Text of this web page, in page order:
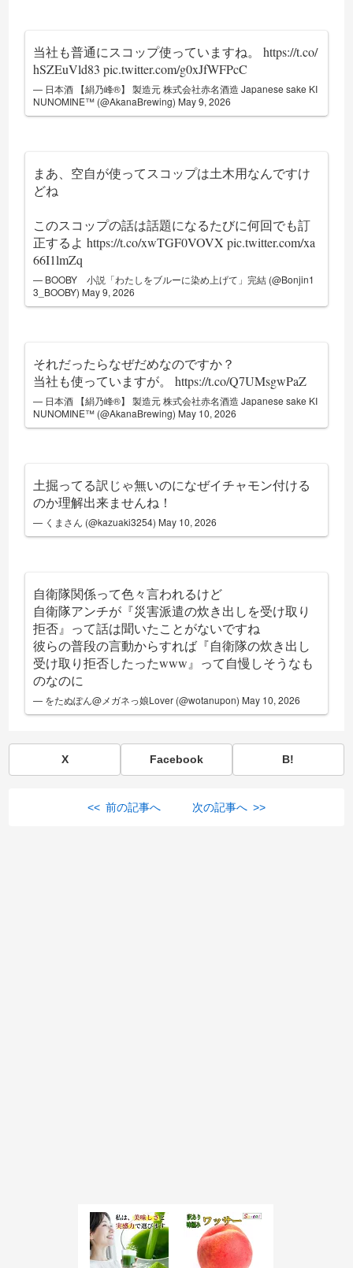
当社も普通にスコップ使っていますね。https://t.co/
hSZEuVld83 pic.twitter.com/g0xJfWFPcC
— 日本酒 【絹乃峰®】 製造元 株式会社赤名酒造 Japanese sake KI
NUNOMINE™ (@AkanaBrewing) May 9, 2026
まあ、空自が使ってスコップは土木用なんですけ
どね
このスコップの話は話題になるたびに何回でも訂
正するよhttps://t.co/xwTGF0VOVX pic.twitter.com/xa
66I1lmZq
— BOOBY 小説「わたしをブルーに染め上げて」完結 (@Bonjin1
3_BOOBY) May 9, 2026
それだったらなぜだめなのですか？
当社も使っていますが。https://t.co/Q7UMsgwPaZ
— 日本酒 【絹乃峰®】 製造元 株式会社赤名酒造 Japanese sake KI
NUNOMINE™ (@AkanaBrewing) May 10, 2026
土掘ってる訳じゃ無いのになぜイチャモン付ける
のか理解出来ませんね！
— くまさん (@kazuaki3254) May 10, 2026
自衛隊関係って色々言われるけど
自衛隊アンチが『災害派遣の炊き出しを受け取り
拒否』って話は聞いたことがないですね
彼らの普段の言動からすれば『自衛隊の炊き出し
受け取り拒否したったwww』って自慢しそうなも
のなのに
— をたぬぽん@メガネっ娘Lover (@wotanupon) May 10, 2026
X Facebook B!
<< 前の記事へ 次の記事へ >>